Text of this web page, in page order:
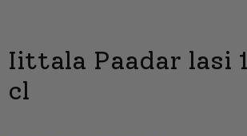
Iittala Paadar lasi
cl